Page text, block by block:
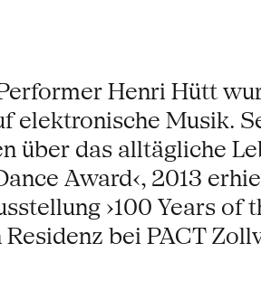
Henri Hütt
elektronische Musik.
über das alltägliche
Award‹, 2013
›100 Years
bei PACT